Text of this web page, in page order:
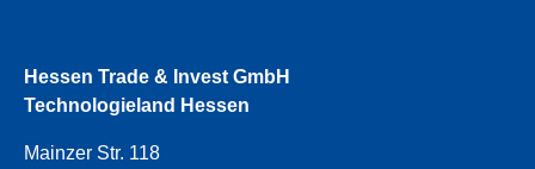
Hessen Trade & Invest GmbH
Technologieland Hessen
Mainzer Str. 118